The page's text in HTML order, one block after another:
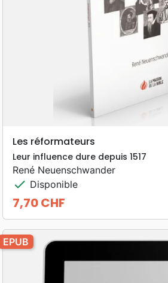
Les réformateurs
Leur influence dure depuis 1517
René Neuenschwander
check Disponible
Prix
7,70 CHF
EPUB